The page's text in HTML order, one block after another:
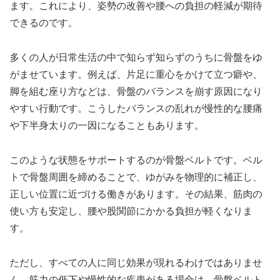
ます。これにより、姿勢の改善や腰への負担の軽減が期待
できるのです。
多くの人が日常生活の中で知らず知らずのうちに骨盤をゆ
がませています。例えば、片足に重心をかけて立つ癖や、
脚を組む座り方などは、骨盤のバランスを崩す原因になり
やすい行動です。こうしたバランスの乱れが慢性的な腰痛
や下半身太りの一因になることもあります。
このような状態をサポートするのが骨盤ベルトです。ベル
トで骨盤周囲を締めることで、ゆがみを物理的に補正し、
正しい位置に近づける働きがあります。その結果、筋肉の
使い方も安定し、腰や股関節にかかる負担が軽くなりま
す。
ただし、すべての人に同じ効果が現れるわけではありませ